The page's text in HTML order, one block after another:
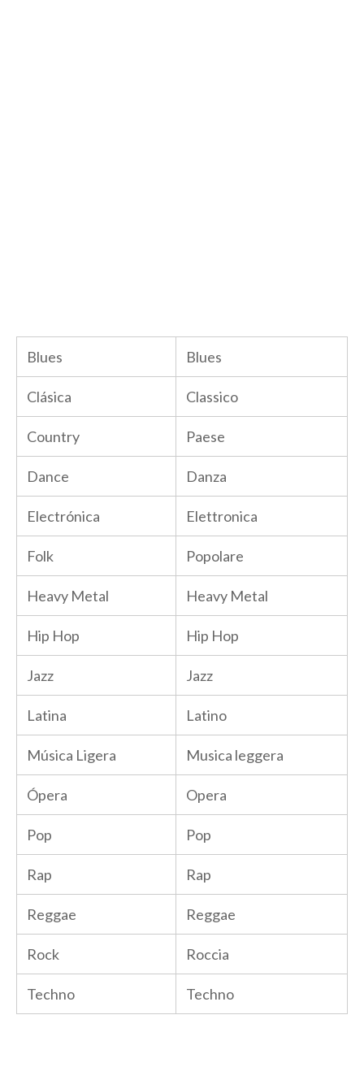
Blues Blues
Clásica Classico
Country Paese
Dance Danza
Electrónica Elettronica
Folk Popolare
Heavy Metal Heavy Metal
Hip Hop Hip Hop
Jazz Jazz
Latina Latino
Música Ligera Musica leggera
Ópera Opera
Pop Pop
Rap Rap
Reggae Reggae
Rock Roccia
Techno Techno